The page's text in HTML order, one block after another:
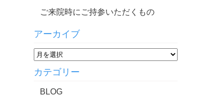
ご来院時にご持参いただくもの
アーカイブ
カテゴリー
BLOG